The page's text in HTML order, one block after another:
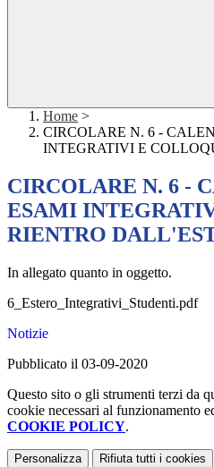
Home >
CIRCOLARE N. 6 -
INTEGRATIVI E
CIRCOLARE N. 6 -
ESAMI
RIENTRO
In allegato quanto in oggetto.
6_Estero_Integrativi_Studenti.pdf
Notizie
Pubblicato il 03-09-2020
Questo sito o gli strumenti terzi da
cookie necessari al funzionamento
COOKIE POLICY.
Personalizza Rifiuta tutti i cookies